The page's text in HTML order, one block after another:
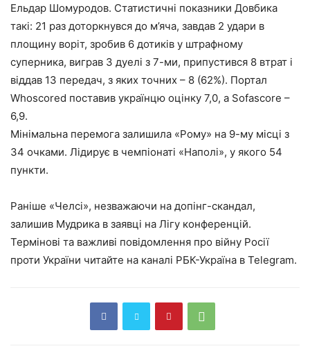
Ельдар Шомуродов. Статистичні показники Довбика
такі: 21 раз доторкнувся до м’яча, завдав 2 удари в
площину воріт, зробив 6 дотиків у штрафному
суперника, виграв 3 дуелі з 7-ми, припустився 8 втрат і
віддав 13 передач, з яких точних – 8 (62%). Портал
Whoscored поставив українцю оцінку 7,0, а Sofascore –
6,9.
Мінімальна перемога залишила «Рому» на 9-му місці з
34 очками. Лідирує в чемпіонаті «Наполі», у якого 54
пункти.
Раніше «Челсі», незважаючи на допінг-скандал,
залишив Мудрика в заявці на Лігу конференцій.
Термінові та важливі повідомлення про війну Росії
проти України читайте на каналі РБК-Україна в Telegram.